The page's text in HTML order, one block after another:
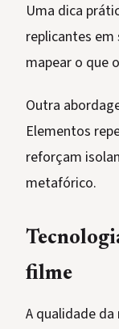
Uma dica
replicantes em
mapear o que
Outra
Elementos
reforçam
metafórico.
filme
A qualidade